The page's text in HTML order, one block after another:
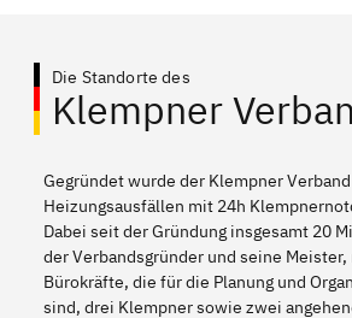
Die Standorte des
Klempner
Gegründet wurde der Klempner
Heizungsausfällen mit 24h
Dabei seit der Gründung insgesamt 20
der Verbandsgründer und seine
Bürokräfte, die für die Planung und
sind, drei Klempner sowie zwei